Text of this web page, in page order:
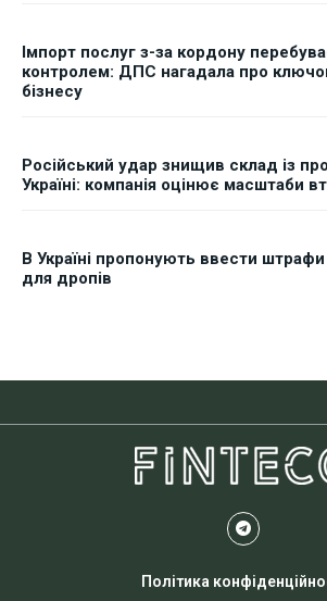
Імпорт послуг з-за кордону
контролем: ДПС нагадала про
бізнесу
Російський удар знищив склад із
Україні: компанія оцінює масштаби
В Україні пропонують ввести
для дропів
Політика